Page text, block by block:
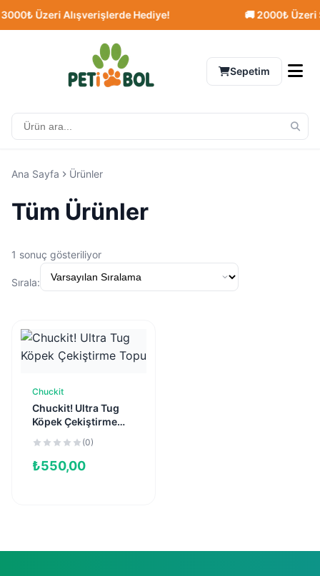
Üzeri Alışverişlerde Hediye! 🚚 2000₺ Üzeri
Sepetim
Ana Sayfa Ürünler
Tüm Ürünler
1 sonuç gösteriliyor
Sırala:
Sepete Ekle
Chuckit
Chuckit! Ultra Tug
Köpek Çekiştirme
(0)
₺550,00